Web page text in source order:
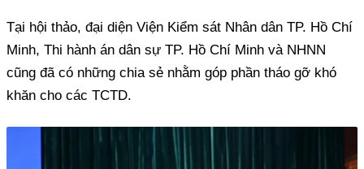
Tại hội thảo, đại diện Viện Kiểm sát Nhân dân TP. Hồ Chí
Minh, Thi hành án dân sự TP. Hồ Chí Minh và NHNN
cũng đã có những chia sẻ nhằm góp phần tháo gỡ khó
khăn cho các TCTD.